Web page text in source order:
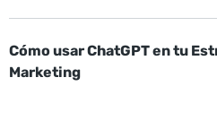
Cómo usar ChatGPT en tu
Marketing